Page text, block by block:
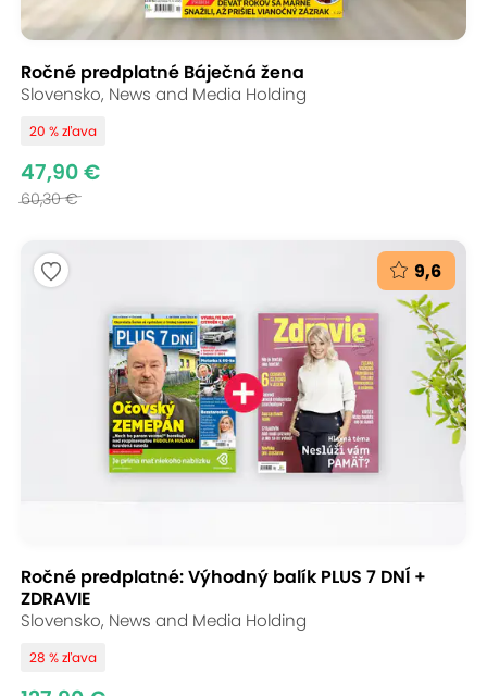
Ročné predplatné Báječná žena
Slovensko, News and Media Holding
20 % zľava
47,90 €
60,30 €
9,6
Ročné predplatné: Výhodný balík PLUS 7 DNÍ +
ZDRAVIE
Slovensko, News and Media Holding
28 % zľava